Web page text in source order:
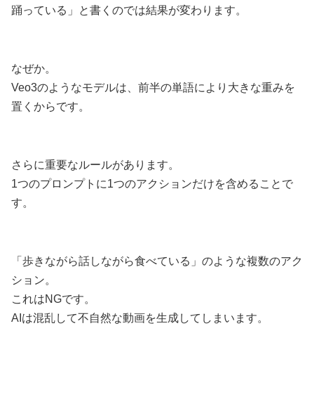
踊っている」と書くのでは結果が変わります。
なぜか。
Veo3のようなモデルは、前半の単語により大きな重みを
置くからです。
さらに重要なルールがあります。
1つのプロンプトに1つのアクションだけを含めることで
す。
「歩きながら話しながら食べている」のような複数のアク
ション。
これはNGです。
AIは混乱して不自然な動画を生成してしまいます。